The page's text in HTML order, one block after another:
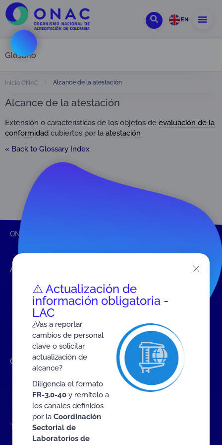
EN
Glosario
Inicio ONAC Alcance de la atestación
Alcance de la atestación
Extensión o características de los objetos de evaluación de la
conformidad cubiertos por la atestación
« Back to Glossary Index
ONAC
Accesos rápidos
Eventos
Tarifas MIT
Servicios de ONAC
Acredítate con ONAC
Documentos
Contratación de Bienes y Servicios
Contratación de bienes y servicios
Procesos en curso
Contratos vigentes
Trabaje con nosotros
⚠️ Actualización de
información obligatoria -
LAC
¿Vas a reportar
cambios de personal
clave o solicitar
actualización de
alcance?
Diligencia el formato
FR-3.0-40y remítelo a
los canales definidos
por la Coordinación
Sectorial de
Laboratorios de